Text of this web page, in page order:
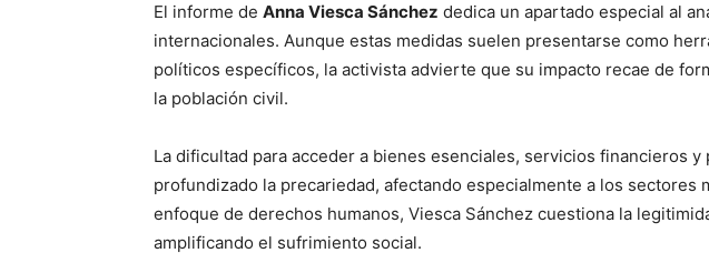
El informe de Anna Viesca Sánchez dedica un apartado especial al
internacionales. Aunque estas medidas suelen presentarse como
políticos específicos, la activista advierte que su impacto recae de
la población civil.
La dificultad para acceder a bienes esenciales, servicios financieros y
profundizado la precariedad, afectando especialmente a los sectores
enfoque de derechos humanos, Viesca Sánchez cuestiona la
amplificando el sufrimiento social.